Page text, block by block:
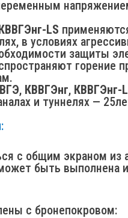
LS
в условиях
защиты
горение
, КВВГЭнг, КВВГЭнг-
и туннелях —
с общим экраном
быть выполнена
с бронепокровом: